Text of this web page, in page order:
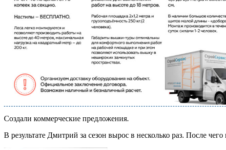
Создали коммерческие предложения.
В результате Дмитрий за сезон вырос в несколько раз. После